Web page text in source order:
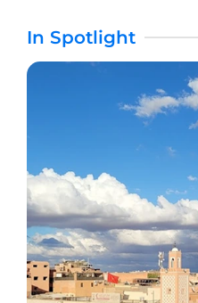
In Spotlight